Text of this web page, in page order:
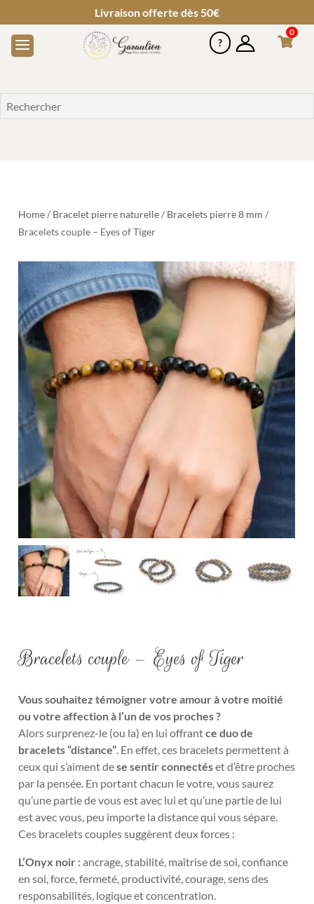
Livraison offerte dès 50€
0
Home/ Bracelet pierre naturelle/ Bracelets pierre 8 mm /
Bracelets couple – Eyes of Tiger
Bracelets couple – Eyes of Tiger
Vous souhaitez témoigner votre amour à votre moitié
ou votre affection à l’un de vos proches?
Alors surprenez-le (ou la) en lui offrantce duo de
bracelets “distance” . En effet, ces bracelets permettent à
ceux qui s’aiment dese sentir connectéset d’être proches
par la pensée. En portant chacun le votre, vous saurez
qu’une partie de vous est avec lui et qu’une partie de lui
est avec vous, peu importe la distance qui vous sépare.
Ces bracelets couples suggèrent deux forces :
L’Onyx noir :ancrage, stabilité, maîtrise de soi, confiance
en soi, force, fermeté, productivité, courage, sens des
responsabilités, logique et concentration.